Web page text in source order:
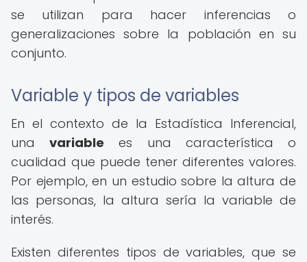
se utilizan para hacer inferencias o
generalizaciones sobre la población en su
conjunto.
Variable y tipos de variables
En el contexto de la Estadística Inferencial,
unavariable es una característica o
cualidad que puede tener diferentes valores.
Por ejemplo, en un estudio sobre la altura de
las personas, la altura sería la variable de
interés.
Existen diferentes tipos de variables, que se